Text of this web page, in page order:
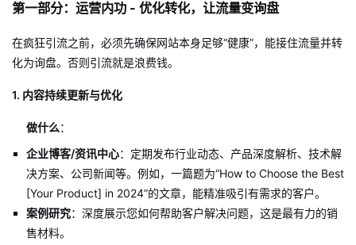
第一部分：运营内功 - 优化转化，让流量变询盘
在疯狂引流之前，必须先确保网站本身足够“健康”，能接住流量并转
化为询盘。否则引流就是浪费钱。
1. 内容持续更新与优化
做什么：
企业博客/资讯中心：定期发布行业动态、产品深度解析、技术解
决方案、公司新闻等。例如，一篇题为“How to Choose the Best
[Your Product] in 2024”的文章，能精准吸引有需求的客户。
案例研究：深度展示您如何帮助客户解决问题，这是最有力的销
售材料。